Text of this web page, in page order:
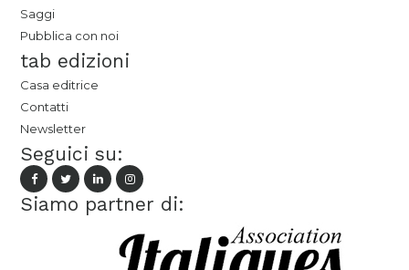
Saggi
Pubblica con noi
tab edizioni
Casa editrice
Contatti
Newsletter
Seguici su:
Siamo partner di: